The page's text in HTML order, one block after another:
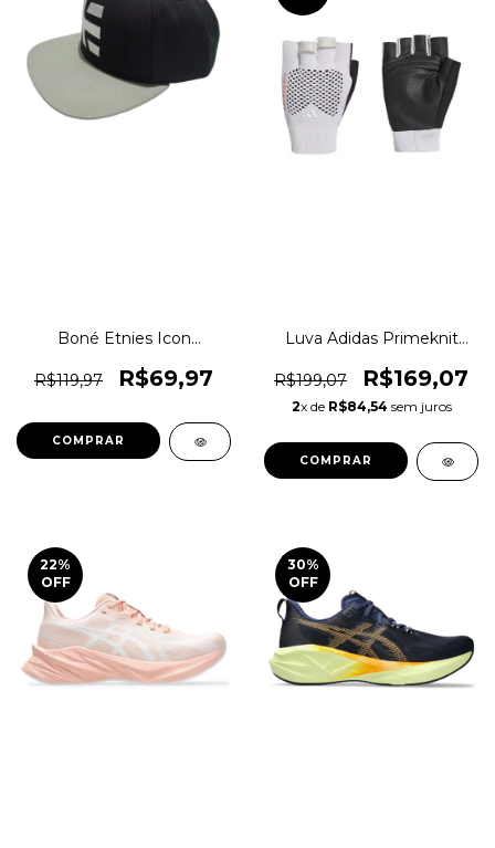
Boné Etnies Icon
Original 1magnus
R$119,97 R$69,97
COMPRAR
Luva Adidas Primeknit
Original 1magnus
R$199,07 R$169,07
2x de R$84,54 sem juros
COMPRAR
22%
OFF
30%
OFF